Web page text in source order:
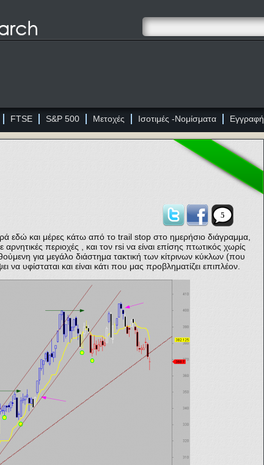
FTSE S&P 500 Μετοχές Ισοτιμές -Νομίσματα Εγγραφή
5
εδώ και μέρες κάτω από το trail stop στο ημερήσιο διάγραμμα,
περιοχές , και τον rsi να είναι επίσης πτωτικός χωρίς
για μεγάλο διάστημα τακτική των κίτρινων κύκλων (που
υφίσταται και είναι κάτι που μας προβληματίζει επιπλέον.